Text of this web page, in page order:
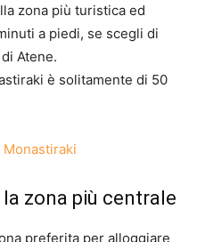
zona più turistica ed
a piedi, se scegli di
Atene.
è solitamente di 50
zona più centrale
preferita per alloggiare